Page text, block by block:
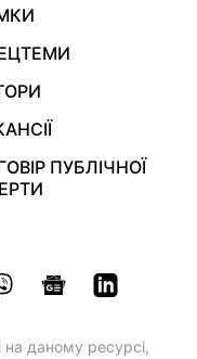
ПУБЛІЧНОЇ
на даному ресурсі,